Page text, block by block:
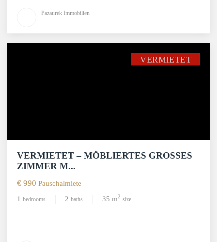
Pazaurek Immobilien
VERMIETET
VERMIETET – MÖBLIERTES GROSSES Z
IMMER M...
€ 990 Pauschalmiete
1 bedrooms 2 baths 35 m2 size